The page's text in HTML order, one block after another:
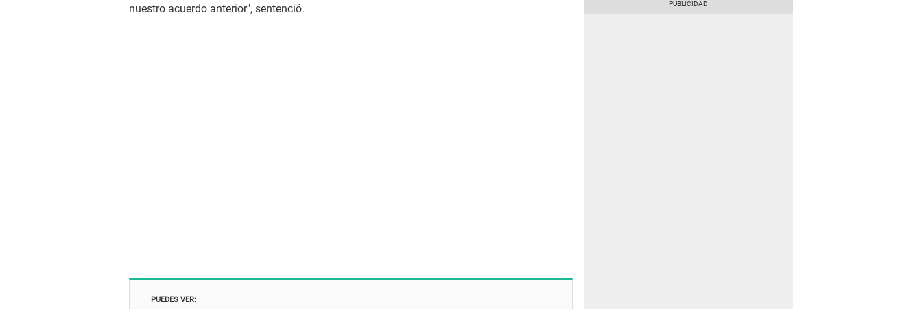
nuestro acuerdo anterior", sentenció.
PUEDES VER: